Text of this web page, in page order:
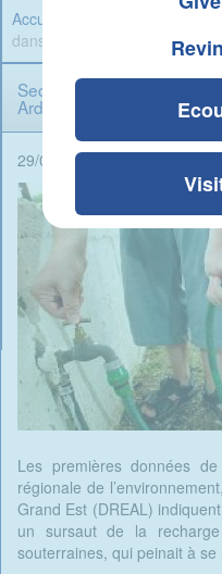
Accueil
»
dans le Sud Ardennes
Secheresse : l'usage de
Ardennes
29/05/2026 - 13:47 -
Les premières données
régionale de
Grand Est (DREAL)
un sursaut de la
souterraines, qui peinait à